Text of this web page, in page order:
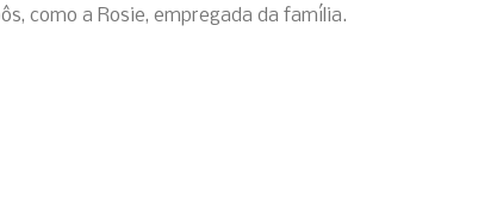
como a Rosie, empregada da família.